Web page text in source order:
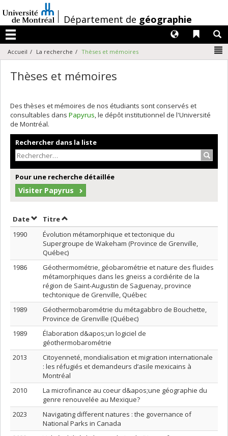
au
contenu
/Département de géographie
Menu
Liens
Langues
Accueil La recherche Thèses et mémoires
Thèses et mémoires
Des thèses et mémoires de nos étudiants sont conservés et
consultables dans Papyrus, le dépôt institutionnel de l'Université
de Montréal.
Rechercher dans la liste
Pour une recherche détaillée
Visiter Papyrus
DateTrier par date en ordre croissant
TitreTrier par titre en ordre croissant
1990
Évolution métamorphique et tectonique du
Supergroupe de Wakeham (Province de Grenville,
Québec)
1986
Géothermométrie, géobarométrie et nature des fluides
métamorphiques dans les gneiss a cordiérite de la
région de Saint-Augustin de Saguenay, province
techtonique de Grenville, Québec
1989
Géothermobarométrie du métagabbro de Bouchette,
Province de Grenville (Québec)
1989
Élaboration d&apos;un logiciel de
géothermobarométrie
2013
Citoyenneté, mondialisation et migration internationale
: les réfugiés et demandeurs d’asile mexicains à
Montréal
2010
La microfinance au coeur d&apos;une géographie du
genre renouvelée au Mexique?
2023
Navigating different natures : the governance of
National Parks in Canada